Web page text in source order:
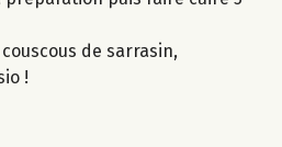
de sarrasin,
!